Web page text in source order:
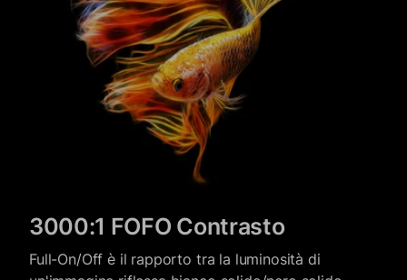
3000:1 FOFO Contrasto
Full-On/Off è il rapporto tra la luminosità di